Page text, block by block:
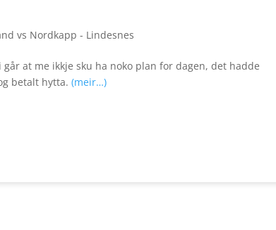
vs Nordkapp - Lindesnes
at me ikkje sku ha noko plan for dagen, det hadde
betalt hytta. (meir…)